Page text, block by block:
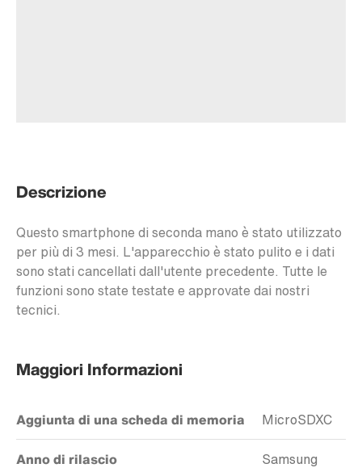
Descrizione
Questo smartphone di seconda mano è stato utilizzato
per più di 3 mesi. L'apparecchio è stato pulito e i dati
sono stati cancellati dall'utente precedente. Tutte le
funzioni sono state testate e approvate dai nostri
tecnici.
Maggiori Informazioni
Aggiunta di una scheda di memoria MicroSDXC
Anno di rilascio Samsung